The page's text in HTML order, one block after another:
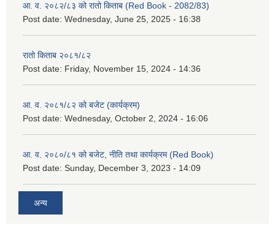
आ. व. २०८२/८३ को रातो किताब (Red Book - 2082/83)
Post date: Wednesday, June 25, 2025 - 16:38
रातो किताब २०८१/८२
Post date: Friday, November 15, 2024 - 14:36
आ. व. २०८१/८२ को बजेट (कार्यक्रम)
Post date: Wednesday, October 2, 2024 - 16:06
आ. व. २०८०/८१ को बजेट, नीति तथा कार्यक्रम (Red Book)
Post date: Sunday, December 3, 2023 - 14:09
अन्य